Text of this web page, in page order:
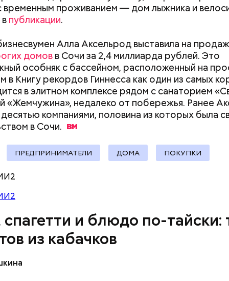
временным проживанием — дом лыжника и
публикации.
Алла Аксельрод выставила на
домов в Сочи за 2,4 миллиарда рублей. Это
особняк с бассейном, расположенный на
в Книгу рекордов Гиннесса как один из самых
в элитном комплексе рядом с санаторием
«Жемчужина», недалеко от побережья. Ранее
компаниями, половина из которых была
вСочи.
ПРЕДПРИНИМАТЕЛИ ДОМА ПОКУПКИ
спагетти и блюдо по-тайски:
из кабачков
масло;
Как узнать, снесут ли дом по
реновации в Москве: где
Как